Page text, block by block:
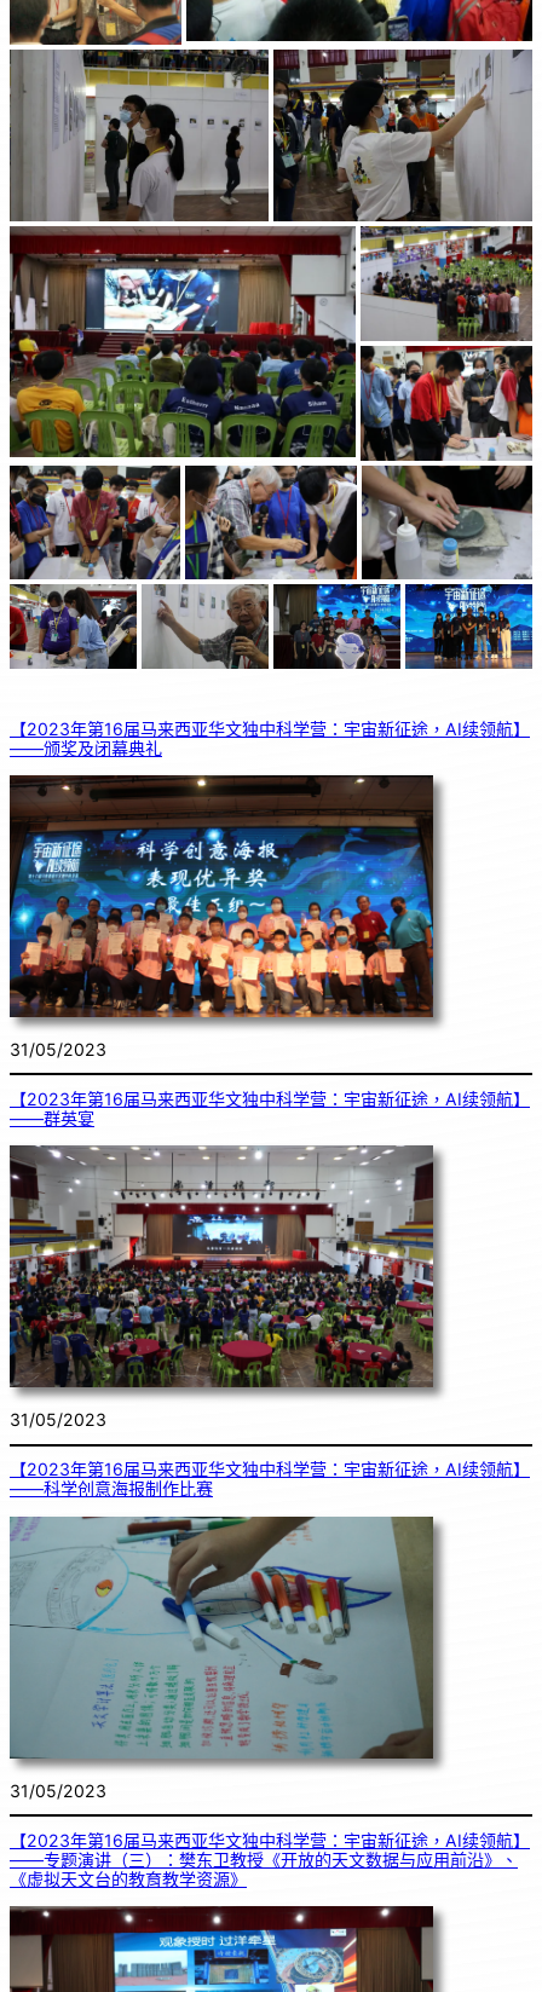
【2023年第16届马来西亚华文独中科学营：宇宙新征途，AI续领航】
——颁奖及闭幕典礼
31/05/2023
【2023年第16届马来西亚华文独中科学营：宇宙新征途，AI续领航】
——群英宴
31/05/2023
【2023年第16届马来西亚华文独中科学营：宇宙新征途，AI续领航】
——科学创意海报制作比赛
31/05/2023
【2023年第16届马来西亚华文独中科学营：宇宙新征途，AI续领航】
——专题演讲（三）：樊东卫教授《开放的天文数据与应用前沿》、
《虚拟天文台的教育教学资源》